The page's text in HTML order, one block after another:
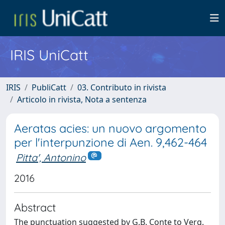
IRIS UniCatt
IRIS PubliCatt
03. Contributo in rivista
Articolo in rivista, Nota a sentenza
Aeratas acies: un nuovo argomento
per l'interpunzione di Aen. 9,462-464
Pitta', Antonino
2016
Abstract
The punctuation suggested by G.B. Conte to Verg.